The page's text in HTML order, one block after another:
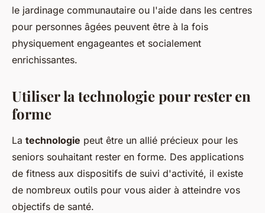
le jardinage communautaire ou l'aide dans les centres
pour personnes âgées peuvent être à la fois
physiquement engageantes et socialement
enrichissantes.
Utiliser la technologie pour rester en
forme
La technologie peut être un allié précieux pour les
seniors souhaitant rester en forme. Des applications
de fitness aux dispositifs de suivi d'activité, il existe
de nombreux outils pour vous aider à atteindre vos
objectifs de santé.